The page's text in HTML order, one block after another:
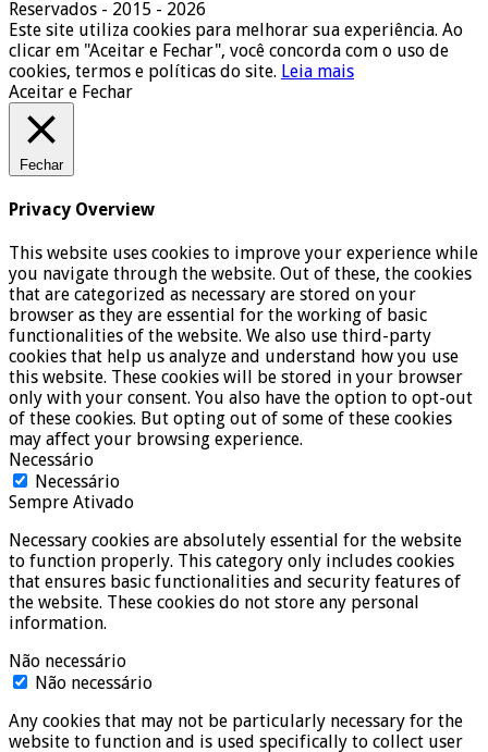
Reservados - 2015 - 2026
Este site utiliza cookies para melhorar sua experiência. Ao
clicar em "Aceitar e Fechar", você concorda com o uso de
cookies, termos e políticas do site. Leia mais
Aceitar e Fechar
Fechar
Privacy Overview
This website uses cookies to improve your experience while
you navigate through the website. Out of these, the cookies
that are categorized as necessary are stored on your
browser as they are essential for the working of basic
functionalities of the website. We also use third-party
cookies that help us analyze and understand how you use
this website. These cookies will be stored in your browser
only with your consent. You also have the option to opt-out
of these cookies. But opting out of some of these cookies
may affect your browsing experience.
Necessário
Necessário
Sempre Ativado
Necessary cookies are absolutely essential for the website
to function properly. This category only includes cookies
that ensures basic functionalities and security features of
the website. These cookies do not store any personal
information.
Não necessário
Não necessário
Any cookies that may not be particularly necessary for the
website to function and is used specifically to collect user